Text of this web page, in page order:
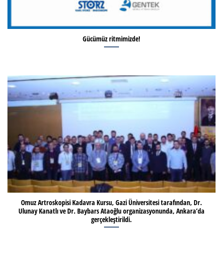
Gücümüz ritmimizde!
Omuz Artroskopisi Kadavra Kursu, Gazi Üniversitesi tarafından, Dr.
Ulunay Kanatlı ve Dr. Baybars Ataoğlu organizasyonunda, Ankara’da
gerçekleştirildi.